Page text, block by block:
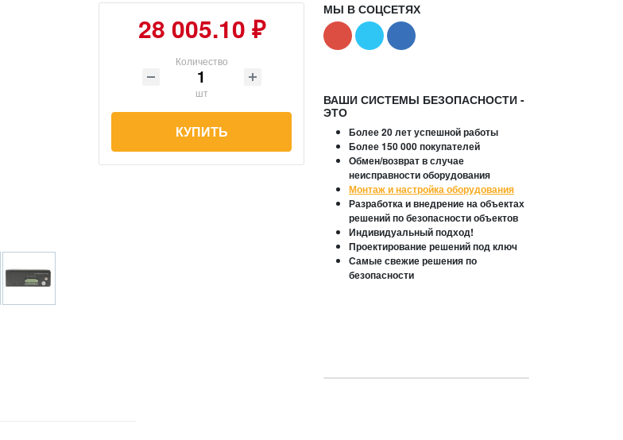
28 005.10 ₽
Количество
шт
КУПИТЬ
МЫ В СОЦСЕТЯХ
ВАШИ СИСТЕМЫ БЕЗОПАСНОСТИ -
ЭТО
Более 20 лет успешной работы
Более 150 000 покупателей
Обмен/возврат в случае
неисправности оборудования
Монтаж и настройка оборудования
Разработка и внедрение на объектах
решений по безопасности объектов
Индивидуальный подход!
Проектирование решений под ключ
Самые свежие решения по
безопасности